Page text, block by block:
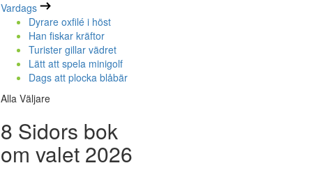
Vardags
Dyrare oxfilé i höst
Han fiskar kräftor
Turister gillar vädret
Lätt att spela minigolf
Dags att plocka blåbär
Alla Väljare
8 Sidors bok
om valet 2026